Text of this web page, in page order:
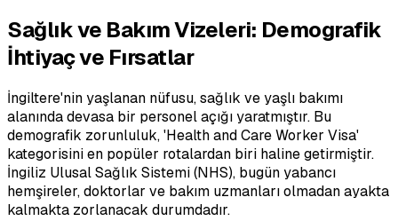
Sağlık ve Bakım Vizeleri: Demografik
İhtiyaç ve Fırsatlar
İngiltere'nin yaşlanan nüfusu, sağlık ve yaşlı bakımı
alanında devasa bir personel açığı yaratmıştır. Bu
demografik zorunluluk, 'Health and Care Worker Visa'
kategorisini en popüler rotalardan biri haline getirmiştir.
İngiliz Ulusal Sağlık Sistemi (NHS), bugün yabancı
hemşireler, doktorlar ve bakım uzmanları olmadan ayakta
kalmakta zorlanacak durumdadır.